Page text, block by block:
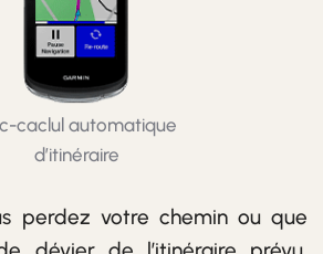
caclul automatique
d’itinéraire
perdez votre chemin ou que